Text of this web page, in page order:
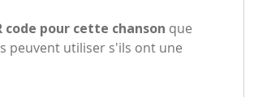
code pour cette chanson que
peuvent utiliser s'ils ont une